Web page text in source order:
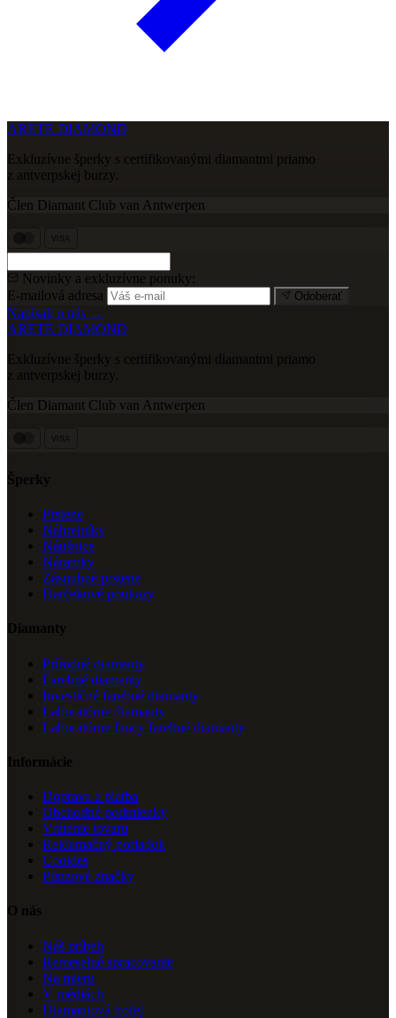
ARETE DIAMOND
Exkluzívne šperky s certifikovanými diamantmi priamo
z antverpskej burzy.
Člen Diamant Club van Antwerpen
Novinky a exkluzívne ponuky:
E-mailová adresa
Odoberať
Napísali o nás →
ARETE DIAMOND
Exkluzívne šperky s certifikovanými diamantmi priamo
z antverpskej burzy.
Člen Diamant Club van Antwerpen
Šperky
Prstene
Náhrelníky
Náušnice
Náramky
Zásnubné prstene
Darčekové poukazy
Diamanty
Prírodné diamanty
Farebné diamanty
Investičné farebné diamanty
Laboratórne diamanty
Laboratórne fancy farebné diamanty
Informácie
Doprava a platba
Obchodné podmienky
Vrátenie tovaru
Reklamačný poriadok
Cookies
Púnzové značky
O nás
Náš príbeh
Remeselné spracovanie
Na mieru
V médiách
Diamantová trofej